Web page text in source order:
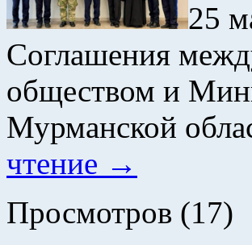
25
Соглашения
обществом и
Мурманской
чтение →
Просмотров (17)